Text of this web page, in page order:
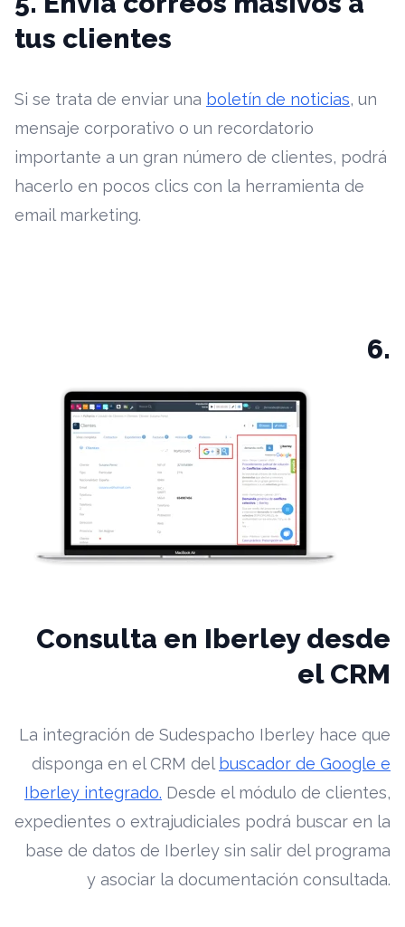
tus clientes
Si se trata de enviar una boletín de noticias, un
mensaje corporativo o un recordatorio
importante a un gran número de clientes, podrá
hacerlo en pocos clics con la herramienta de
email marketing.
6.
Consulta en Iberley desde
el CRM
La integración de Sudespacho Iberley hace que
disponga en el CRM del buscador de Google e
Iberley integrado. Desde el módulo de clientes,
expedientes o extrajudiciales podrá buscar en la
base de datos de Iberley sin salir del programa
y asociar la documentación consultada.